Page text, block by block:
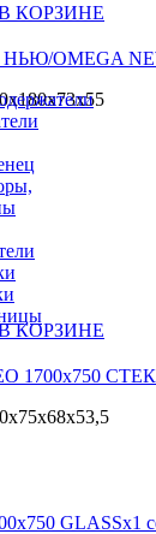
КОРЗИНЕ
OMEGA
КОРЗИНЕ
1700х750
GLASSх1